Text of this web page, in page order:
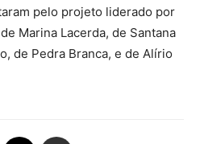
pelo projeto liderado por
Marina Lacerda, de Santana
de Pedra Branca, e de Alírio